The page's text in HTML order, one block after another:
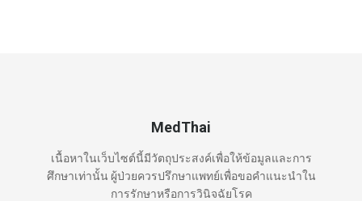
MedThai
เนื้อหาในเว็บไซต์นี้มีวัตถุประสงค์เพื่อให้ข้อมูลและการ
ศึกษาเท่านั้น ผู้ป่วยควรปรึกษาแพทย์เพื่อขอคำแนะนำใน
การรักษาหรือการวินิจฉัยโรค